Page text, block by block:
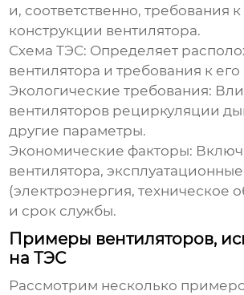
и, соответственно, требования
конструкции вентилятора.
Схема ТЭС: Определяет
вентилятора и требования к его
Экологические требования:
вентиляторов рециркуляции
другие параметры.
Экономические факторы:
вентилятора,
(электроэнергия, техническое
и срок службы.
Примеры вентиляторов,
на ТЭС
Рассмотрим несколько